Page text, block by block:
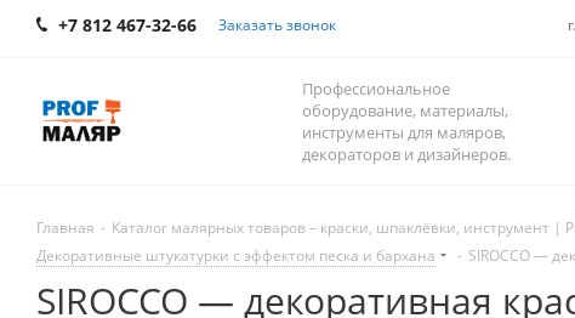
+7 812 467-32-66 Заказать звонок
Профессиональное
оборудование, материалы,
инструменты для маляров,
декораторов и дизайнеров.
Главная - Каталог малярных товаров – краски, шпаклёвки, инструмент |
Декоративные штукатурки с эффектом песка и бархана
- SIROCCO —
SIROCCO — декоративная